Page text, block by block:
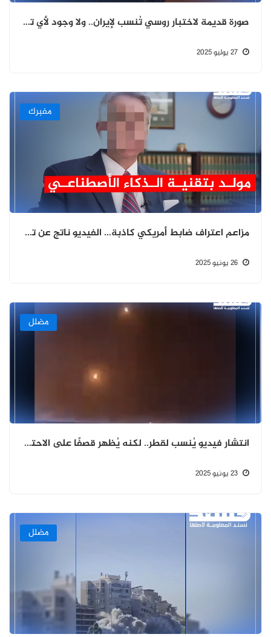
صورة قديمة لاختبار روسي تُنسب لإيران.. ولا وجود لأي تسليم لمنظومة S-400 حتى الآن
مفبرك
مزاعم اعتراف ضابط أمريكي كاذبة… الفيديو ناتج عن تزييف عميق
مضلل
انتشار فيديو يُنسب لقطر.. لكنه يُظهر قصفًا على الاحتلال الإسرائيلي
مضلل